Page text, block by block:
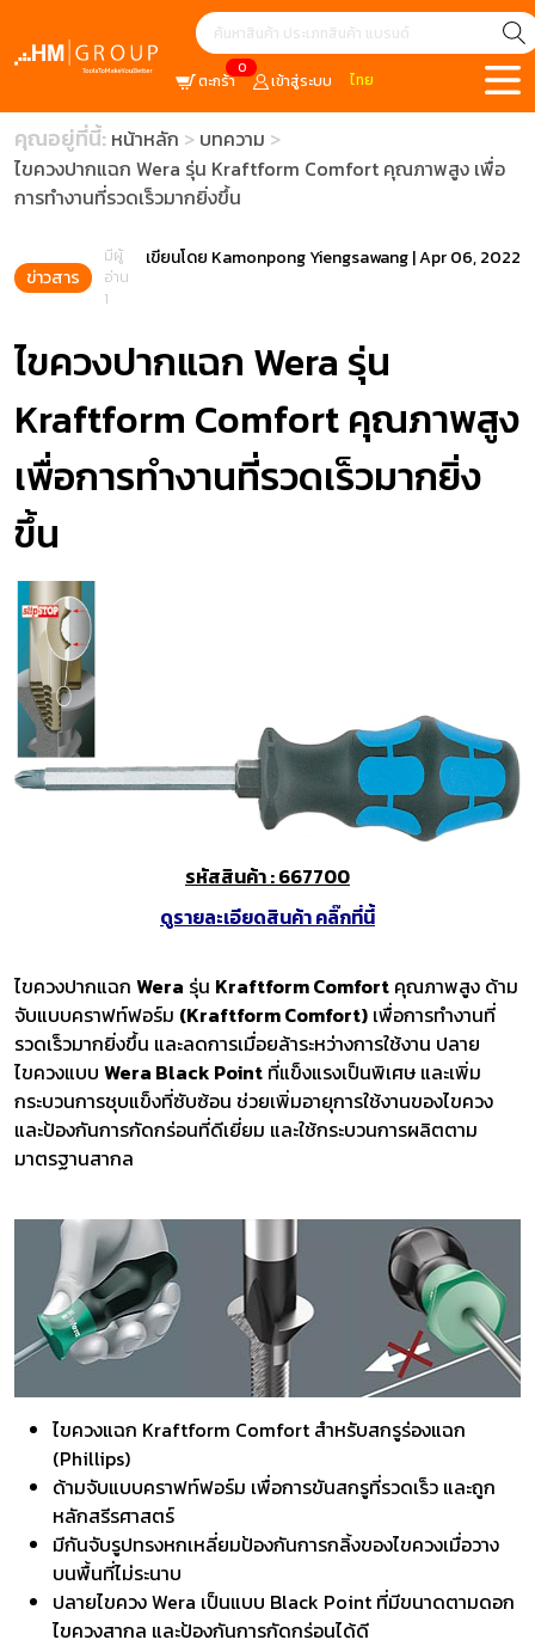
0
ตะกร้า เข้าสู่ระบบ ไทย
คุณอยู่ที่นี้: หน้าหลัก
บทความ
ไขควงปากแฉก Wera รุ่น Kraftform Comfort คุณภาพสูง เพื่อ
การทำงานที่รวดเร็วมากยิ่งขึ้น
ข่าวสาร
มีผู้
อ่าน
1
เขียนโดย Kamonpong Yiengsawang|Apr 06, 2022
ไขควงปากแฉก Wera รุ่น
Kraftform Comfort คุณภาพสูง
เพื่อการทำงานที่รวดเร็วมากยิ่ง
ขึ้น
รหัสสินค้า : 667700
ดูรายละเอียดสินค้า คลิ๊กที่นี้
ไขควงปากแฉก Wera รุ่น Kraftform Comfort คุณภาพสูง ด้าม
จับแบบคราฟท์ฟอร์ม (Kraftform Comfort) เพื่อการทำงานที่
รวดเร็วมากยิ่งขึ้น และลดการเมื่อยล้าระหว่างการใช้งาน ปลาย
ไขควงแบบ Wera Black Point ที่แข็งแรงเป็นพิเศษ และเพิ่ม
กระบวนการชุบแข็งที่ซับซ้อน ช่วยเพิ่มอายุการใช้งานของไขควง
และป้องกันการกัดกร่อนที่ดีเยี่ยม และใช้กระบวนการผลิตตาม
มาตรฐานสากล
ไขควงแฉก Kraftform Comfort สำหรับสกรูร่องแฉก
(Phillips)
ด้ามจับแบบคราฟท์ฟอร์ม เพื่อการขันสกรูที่รวดเร็ว และถูก
หลักสรีรศาสตร์
มีกันจับรูปทรงหกเหลี่ยมป้องกันการกลิ้งของไขควงเมื่อวาง
บนพื้นที่ไม่ระนาบ
ปลายไขควง Wera เป็นแบบ Black Point ที่มีขนาดตามดอก
ไขควงสากล และป้องกันการกัดกร่อนได้ดี